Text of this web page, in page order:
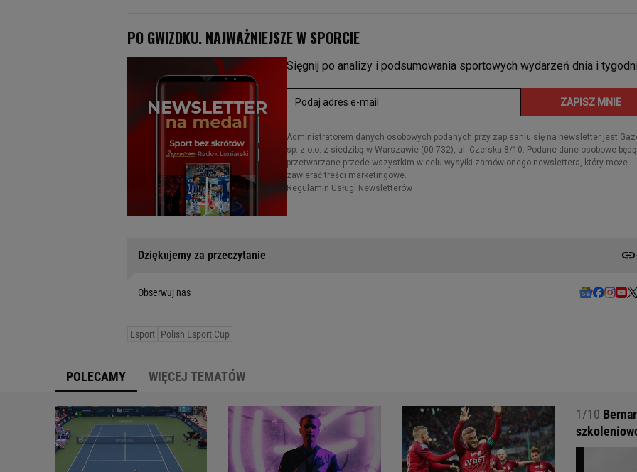
Dziękujemy za przeczytanie
Obserwuj nas
Esport Polish Esport Cup
POLECAMY WIĘCEJ TEMATÓW
1/10